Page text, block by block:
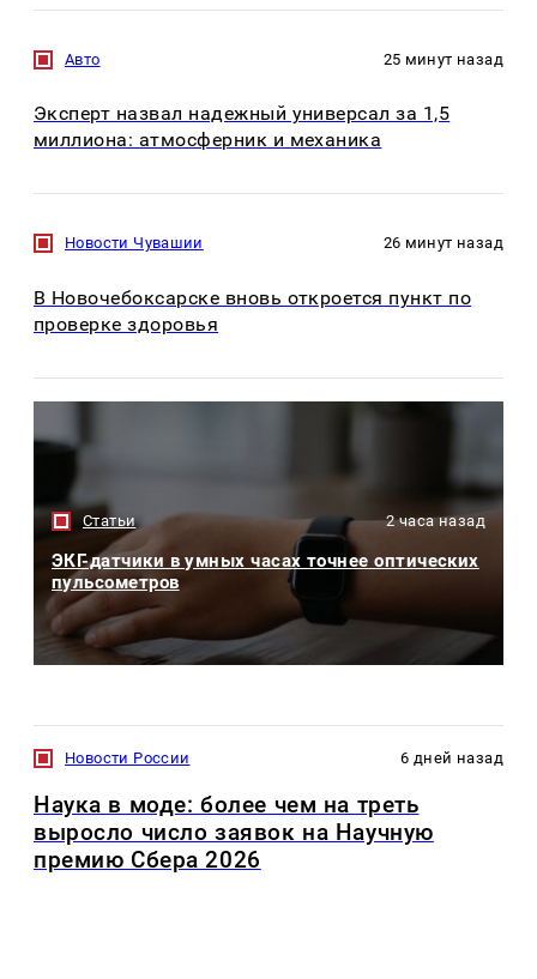
Авто 25 минут назад
Эксперт назвал надежный универсал за 1,5
миллиона: атмосферник и механика
Новости Чувашии 26 минут назад
В Новочебоксарске вновь откроется пункт по
проверке здоровья
Статьи 2 часа назад
ЭКГ-датчики в умных часах точнее оптических
пульсометров
Новости России 6 дней назад
Наука в моде: более чем на треть
выросло число заявок на Научную
премию Сбера 2026